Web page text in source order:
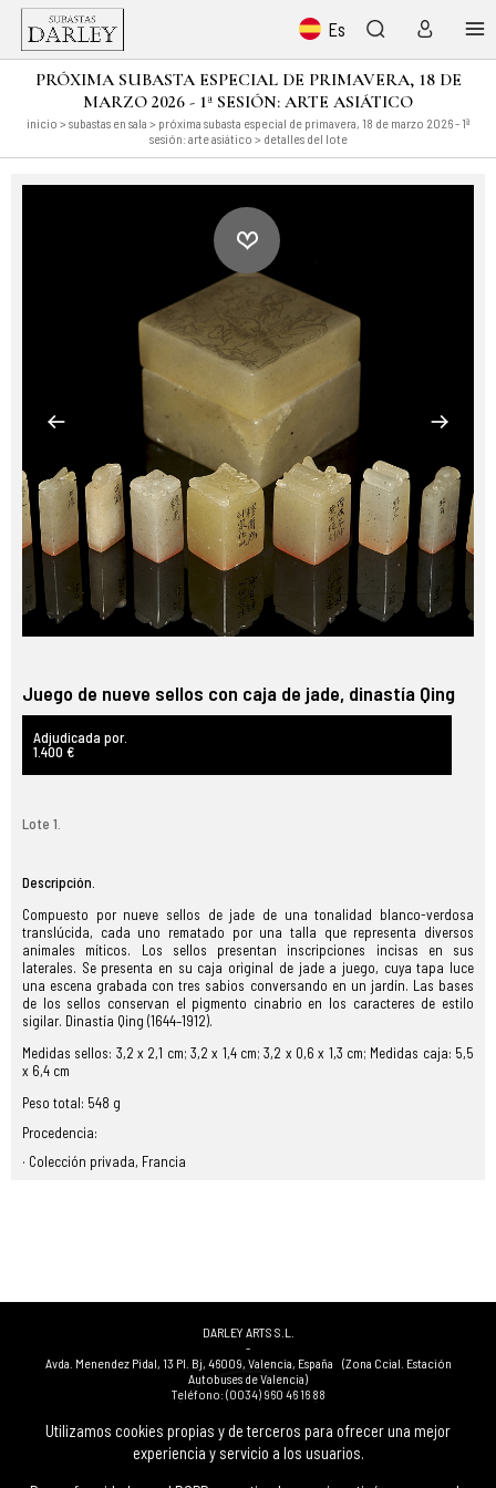
Utilizamos cookies propias y de terceros para ofrecer una mejor
experiencia y servicio a los usuarios.
Es
PRÓXIMA SUBASTA ESPECIAL DE PRIMAVERA, 18 DE
MARZO 2026 - 1ª SESIÓN: ARTE ASIÁTICO
inicio > subastas en sala > próxima subasta especial de primavera, 18 de marzo 2026 - 1ª
sesión: arte asiático > detalles del lote
Juego de nueve sellos con caja de jade, dinastía Qing
Adjudicada por.
1.400 €
Lote 1.
Descripción.
Compuesto por nueve sellos de jade de una tonalidad blanco-verdosa
translúcida, cada uno rematado por una talla que representa diversos
animales míticos. Los sellos presentan inscripciones incisas en sus
laterales. Se presenta en su caja original de jade a juego, cuya tapa luce
una escena grabada con tres sabios conversando en un jardín. Las bases
de los sellos conservan el pigmento cinabrio en los caracteres de estilo
sigilar. Dinastía Qing (1644–1912).
Medidas sellos: 3,2 x 2,1 cm; 3,2 x 1,4 cm; 3,2 x 0,6 x 1,3 cm; Medidas caja: 5,5
x 6,4 cm
Peso total: 548 g
Procedencia:
· Colección privada, Francia
DARLEY ARTS S.L.
-
Avda. Menendez Pidal, 13 Pl. Bj, 46009, Valencia, España (Zona Ccial. Estación
Autobuses de Valencia)
Teléfono:(0034) 960 46 16 88
(0034) 963 40 48 21
-
(0034) 669 53 68 89(solo WhatsApp)